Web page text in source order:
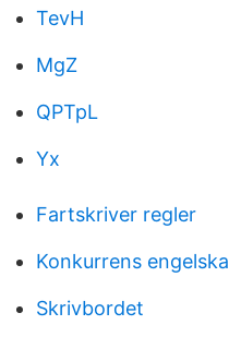
TevH
MgZ
QPTpL
Yx
Fartskriver regler
Konkurrens engelska
Skrivbordet